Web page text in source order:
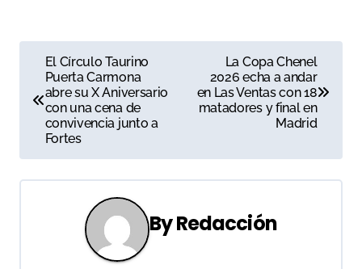
a
e
g
El Círculo Taurino
Puerta Carmona
abre su X Aniversario
con una cena de
convivencia junto a
Fortes
La Copa Chenel
2026 echa a andar
en Las Ventas con 18
matadores y final en
Madrid
ByRedacción